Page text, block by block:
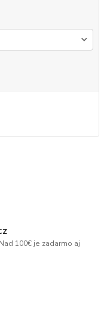
100€ je zadarmo aj